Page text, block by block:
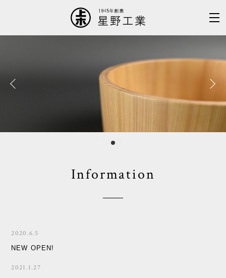
Information
2020.6.5
NEW OPEN!
2021.1.27